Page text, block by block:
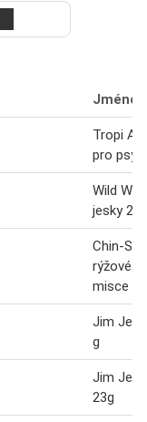
Jméno
Tropi
pro psy
Wild
jesky 25g
Chin-Su
rýžové
misce
Jim
g
Jim
23g